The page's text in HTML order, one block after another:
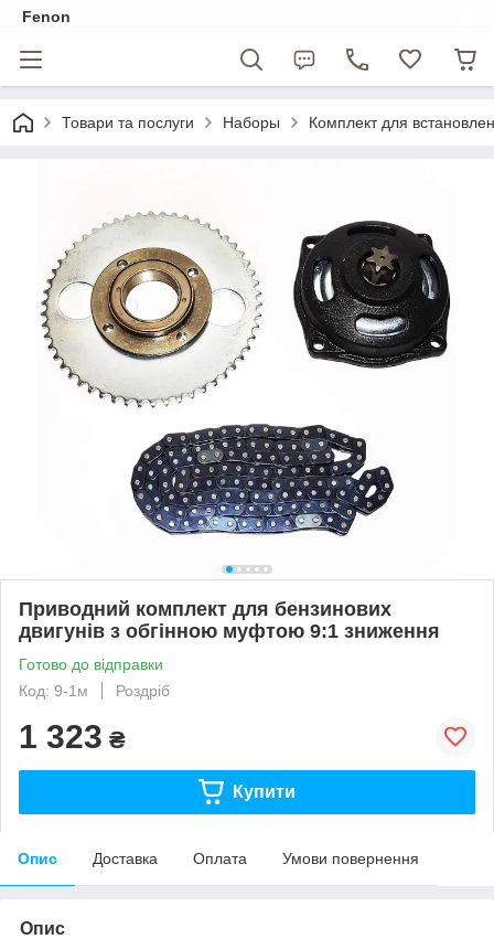
Fenon
Товари та послуги Наборы Комплект для
Приводний комплект для бензинових
двигунів з обгінною муфтою 9:1 зниження
Готово до відправки
Код: 9-1м
Роздріб
1 323 ₴
Купити
Опис Доставка Оплата Умови повернення
Опис